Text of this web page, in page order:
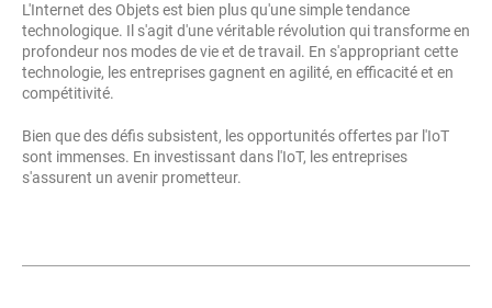
L'Internet des Objets est bien plus qu'une simple tendance
technologique. Il s'agit d'une véritable révolution qui transforme en
profondeur nos modes de vie et de travail. En s'appropriant cette
technologie, les entreprises gagnent en agilité, en efficacité et en
compétitivité.
Bien que des défis subsistent, les opportunités offertes par l'IoT
sont immenses. En investissant dans l'IoT, les entreprises
s'assurent un avenir prometteur.